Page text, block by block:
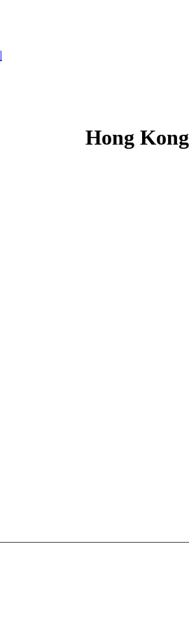
Hong Kong